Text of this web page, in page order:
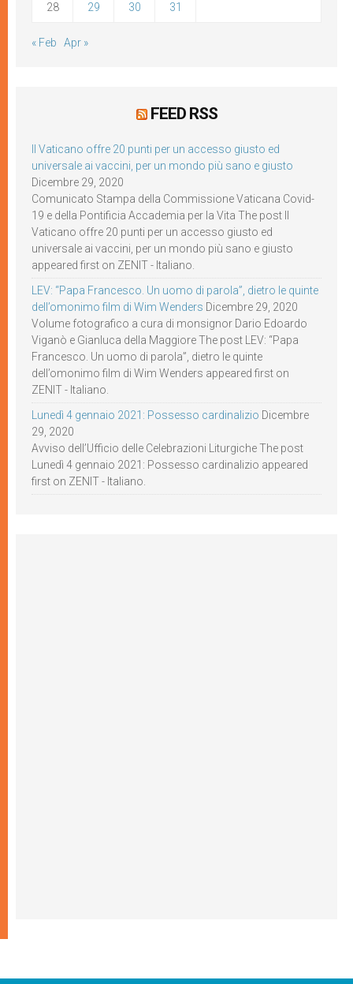
28 29 30 31
« Feb Apr »
FEED RSS
Il Vaticano offre 20 punti per un accesso giusto ed
universale ai vaccini, per un mondo più sano e giusto
Dicembre 29, 2020
Comunicato Stampa della Commissione Vaticana Covid-
19 e della Pontificia Accademia per la Vita The post Il
Vaticano offre 20 punti per un accesso giusto ed
universale ai vaccini, per un mondo più sano e giusto
appeared first on ZENIT - Italiano.
LEV: “Papa Francesco. Un uomo di parola”, dietro le quinte
dell’omonimo film di Wim Wenders Dicembre 29, 2020
Volume fotografico a cura di monsignor Dario Edoardo
Viganò e Gianluca della Maggiore The post LEV: “Papa
Francesco. Un uomo di parola”, dietro le quinte
dell’omonimo film di Wim Wenders appeared first on
ZENIT - Italiano.
Lunedì 4 gennaio 2021: Possesso cardinalizio Dicembre
29, 2020
Avviso dell’Ufficio delle Celebrazioni Liturgiche The post
Lunedì 4 gennaio 2021: Possesso cardinalizio appeared
first on ZENIT - Italiano.